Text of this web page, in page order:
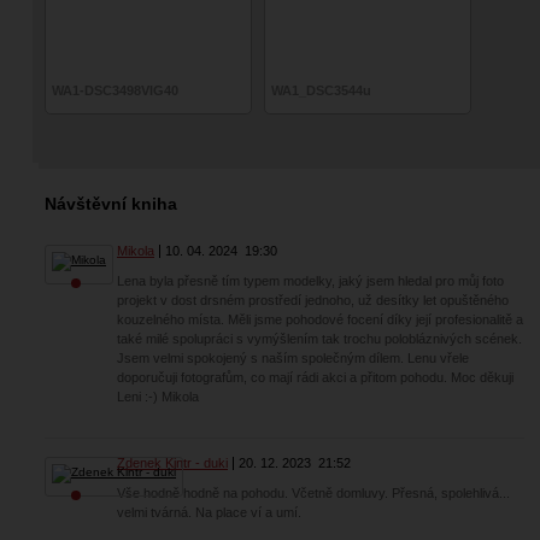
Návštěvní kniha
Mikola 10. 04. 2024 19:30
Lena byla přesně tím typem modelky, jaký jsem hledal pro můj foto
projekt v dost drsném prostředí jednoho, už desítky let opuštěného
kouzelného místa. Měli jsme pohodové focení díky její profesionalitě a
také milé spolupráci s vymýšlením tak trochu polobláznivých scének.
Jsem velmi spokojený s naším společným dílem. Lenu vřele
doporučuji fotografům, co mají rádi akci a přitom pohodu. Moc děkuji
Leni :-) Mikola
Zdenek Kintr - duki 20. 12. 2023 21:52
Vše hodně hodně na pohodu. Včetně domluvy. Přesná, spolehlivá...
velmi tvárná. Na place ví a umí.